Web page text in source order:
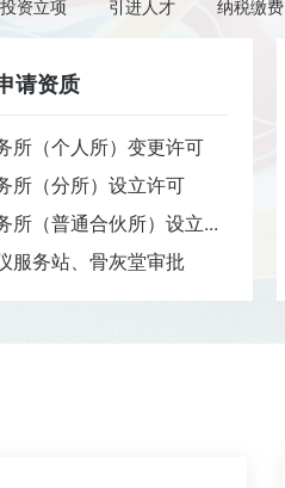
投资立项 引进人才 纳税缴费
请资质
所（个人所）变更许可
所（分所）设立许可
所（普通合伙所）设立...
服务站、骨灰堂审批